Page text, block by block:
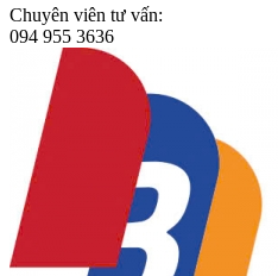
Chuyên viên tư vấn:
094 955 3636